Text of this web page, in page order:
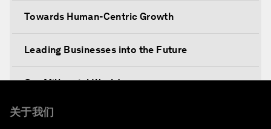
Towards Human-Centric Growth
Leading Businesses into the Future
Our Millennial World
Finding the $100 Billion for Infrastructure
关于我们